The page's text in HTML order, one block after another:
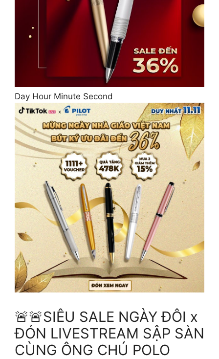
Day Hour Minute Second
🚨🚨SIÊU SALE NGÀY ĐÔI x
ĐÓN LIVESTREAM SẬP SÀN
CÙNG ÔNG CHÚ POLO